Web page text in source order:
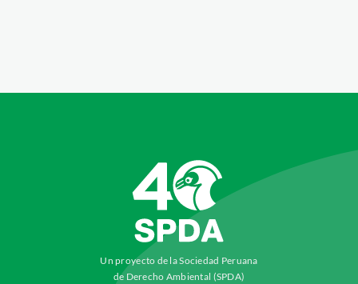
Un proyecto de la Sociedad Peruana
de Derecho Ambiental (SPDA)